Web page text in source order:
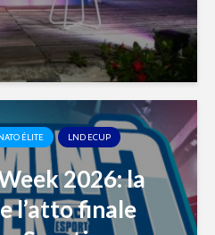
ÉLITE LND ECUP
2026: la
l’atto finale